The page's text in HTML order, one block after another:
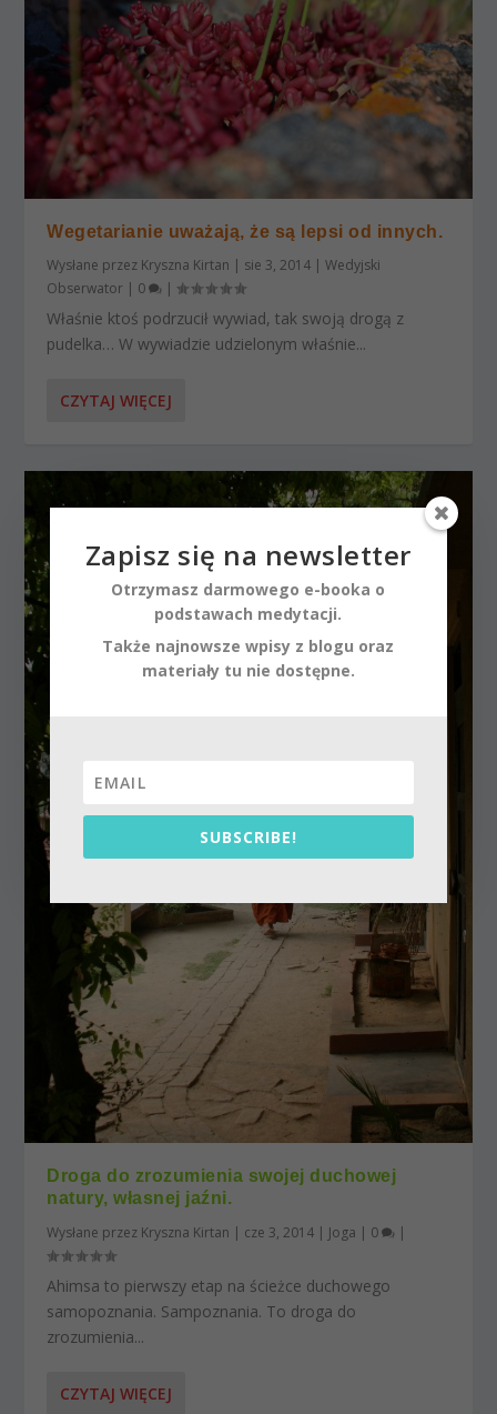
Wegetarianie uważają, że są lepsi od innych.
Wysłane przez Kryszna Kirtan | sie 3, 2014 |Wedyjski
Obserwator | 0 |
Właśnie ktoś podrzucił wywiad, tak swoją drogą z
pudelka… W wywiadzie udzielonym właśnie...
CZYTAJ WIĘCEJ
Droga do zrozumienia swojej duchowej
natury, własnej jaźni.
Wysłane przez Kryszna Kirtan | cze 3, 2014 | Joga | 0 |
Ahimsa to pierwszy etap na ścieżce duchowego
samopoznania. Sampoznania. To droga do
zrozumienia...
CZYTAJ WIĘCEJ
Zapisz się na newsletter
Otrzymasz darmowego e-booka o
podstawach medytacji.
Także najnowsze wpisy z blogu oraz
materiały tu nie dostępne.
SUBSCRIBE!